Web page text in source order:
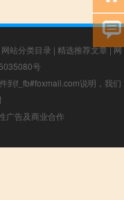
网站分类目录 | 精选推荐文章|网
号
到f_fb#foxmail.com说明，我们
广告及商业合作